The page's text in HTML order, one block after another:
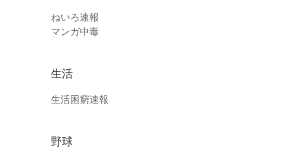
ねいろ速報
マンガ中毒
生活
生活困窮速報
野球